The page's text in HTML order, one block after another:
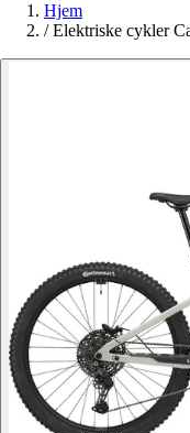
Hjem
/ Elektriske cykler